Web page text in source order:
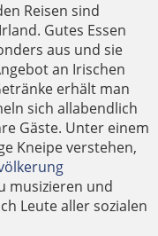
Reisen sind
Gutes Essen
aus und sie
an Irischen
erhält man
sich allabendlich
Gäste. Unter einem
Kneipe verstehen,
musizieren und
Leute aller sozialen